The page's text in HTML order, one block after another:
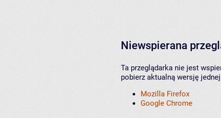
Niewspierana
Ta przeglądarka nie jest
pobierz aktualną wersję
Mozilla Firefox
Google Chrome